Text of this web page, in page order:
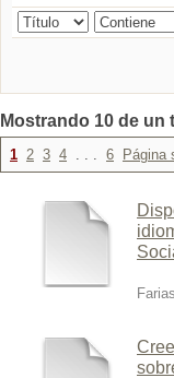
Mostrando 10 de un
1 2 3 4 . . . 6 Página